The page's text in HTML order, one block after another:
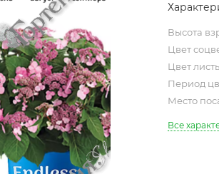
Высота
Цвет
Цвет
Период
Место
Все